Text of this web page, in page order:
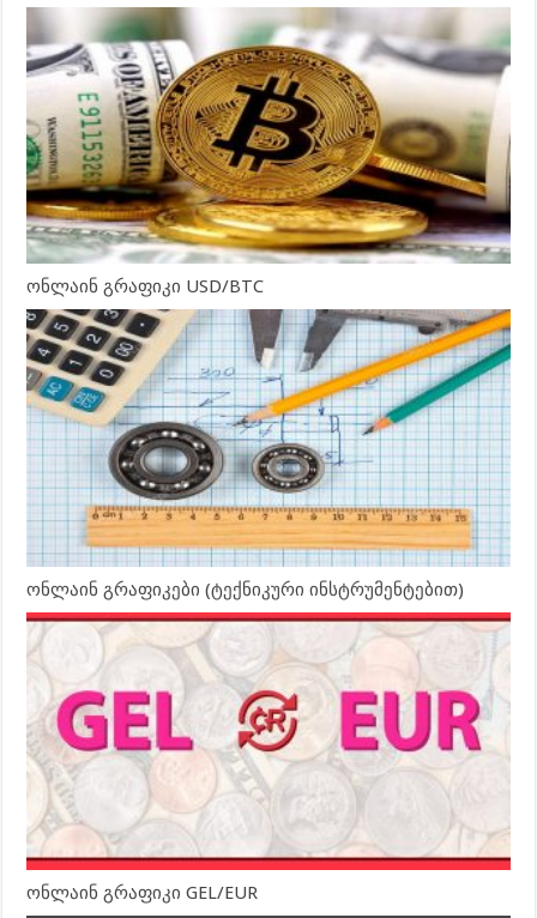
ონლაინ გრაფიკი USD/BTC
ონლაინ გრაფიკები (ტექნიკური ინსტრუმენტებით)
ონლაინ გრაფიკი GEL/EUR